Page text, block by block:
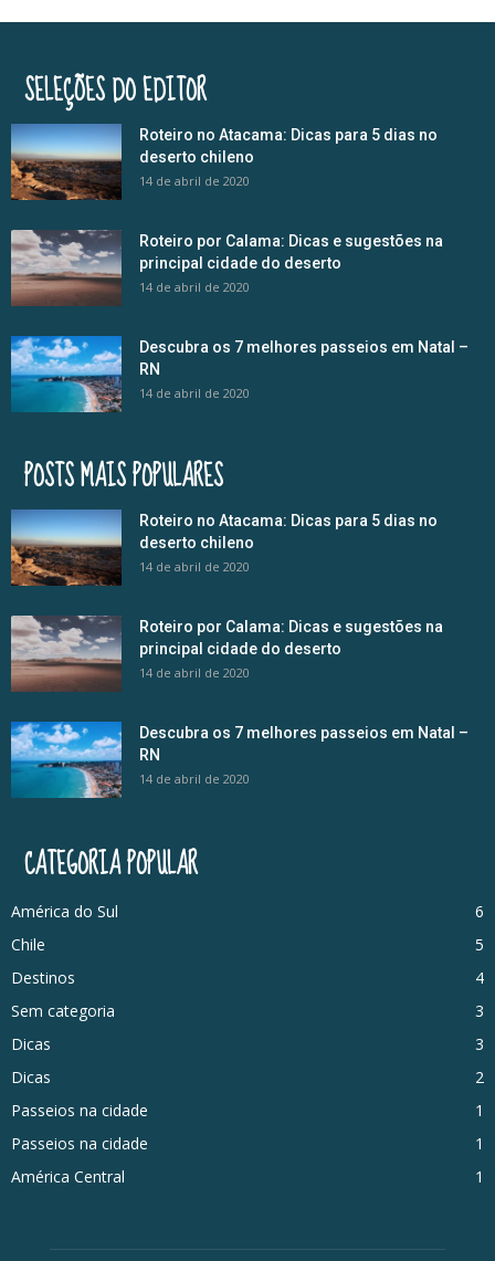
SELEÇÕES DO EDITOR
Roteiro no Atacama: Dicas para 5 dias no
deserto chileno
14 de abril de 2020
Roteiro por Calama: Dicas e sugestões na
principal cidade do deserto
14 de abril de 2020
Descubra os 7 melhores passeios em Natal –
RN
14 de abril de 2020
POSTS MAIS POPULARES
Roteiro no Atacama: Dicas para 5 dias no
deserto chileno
14 de abril de 2020
Roteiro por Calama: Dicas e sugestões na
principal cidade do deserto
14 de abril de 2020
Descubra os 7 melhores passeios em Natal –
RN
14 de abril de 2020
CATEGORIA POPULAR
América do Sul
6
Chile
5
Destinos
4
Sem categoria
3
Dicas
3
Dicas
2
Passeios na cidade
1
Passeios na cidade
1
América Central
1